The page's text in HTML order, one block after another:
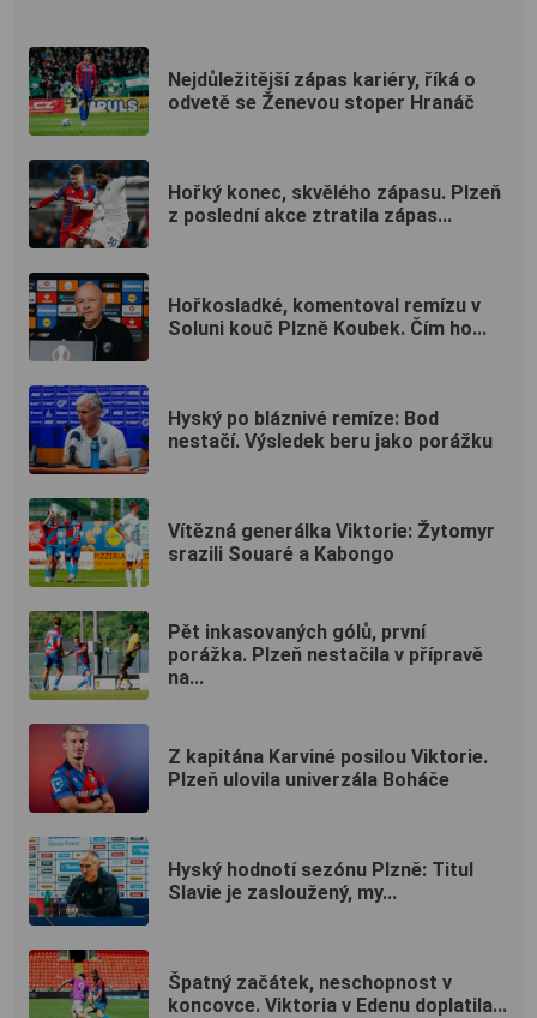
Nejdůležitější zápas kariéry, říká o
odvetě se Ženevou stoper Hranáč
Hořký konec, skvělého zápasu. Plzeň
z poslední akce ztratila zápas...
Hořkosladké, komentoval remízu v
Soluni kouč Plzně Koubek. Čím ho...
Hyský po bláznivé remíze: Bod
nestačí. Výsledek beru jako porážku
Vítězná generálka Viktorie: Žytomyr
srazili Souaré a Kabongo
Pět inkasovaných gólů, první
porážka. Plzeň nestačila v přípravě
na...
Z kapitána Karviné posilou Viktorie.
Plzeň ulovila univerzála Boháče
Hyský hodnotí sezónu Plzně: Titul
Slavie je zasloužený, my...
Špatný začátek, neschopnost v
koncovce. Viktoria v Edenu doplatila...